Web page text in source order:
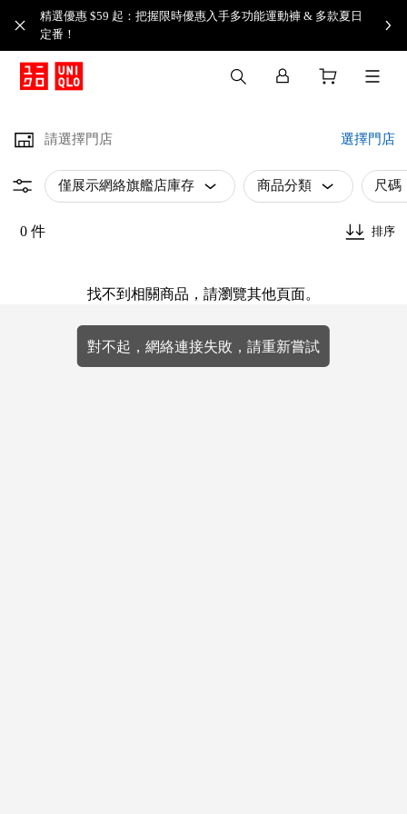
精選優惠 $59 起：把握限時優惠入手多功能運動褲 & 多款夏日
定番！​
請選擇門店 選擇門店
僅展示網絡旗艦店庫存 商品分類 尺碼
0 件 排序
找不到相關商品，請瀏覽其他頁面。
對不起，網絡連接失敗，請重新嘗試